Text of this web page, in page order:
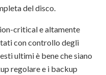
del disco.
critical e altamente
con controllo degli
ultimi è bene che siano
regolare e i backup